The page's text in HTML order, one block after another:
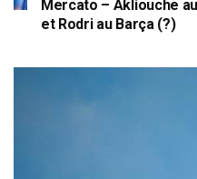
Mercato – Akliouche
et Rodri au Barça (?)